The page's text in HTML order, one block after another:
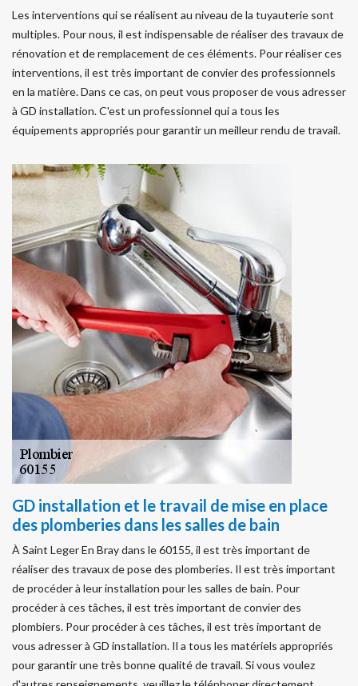
Les interventions qui se réalisent au niveau de la tuyauterie sont
multiples. Pour nous, il est indispensable de réaliser des travaux de
rénovation et de remplacement de ces éléments. Pour réaliser ces
interventions, il est très important de convier des professionnels
en la matière. Dans ce cas, on peut vous proposer de vous adresser
à GD installation. C'est un professionnel qui a tous les
équipements appropriés pour garantir un meilleur rendu de travail.
GD installation et le travail de mise en place
des plomberies dans les salles de bain
À Saint Leger En Bray dans le 60155, il est très important de
réaliser des travaux de pose des plomberies. Il est très important
de procéder à leur installation pour les salles de bain. Pour
procéder à ces tâches, il est très important de convier des
plombiers. Pour procéder à ces tâches, il est très important de
vous adresser à GD installation. Il a tous les matériels appropriés
pour garantir une très bonne qualité de travail. Si vous voulez